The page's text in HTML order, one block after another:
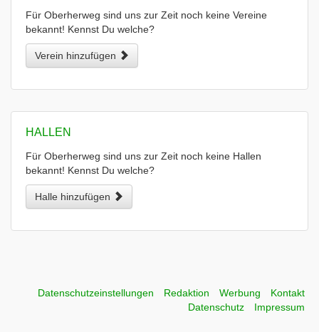
Für Oberherweg sind uns zur Zeit noch keine Vereine
bekannt! Kennst Du welche?
Verein hinzufügen
HALLEN
Für Oberherweg sind uns zur Zeit noch keine Hallen
bekannt! Kennst Du welche?
Halle hinzufügen
Datenschutzeinstellungen Redaktion Werbung
Kontakt
Datenschutz
Impressum